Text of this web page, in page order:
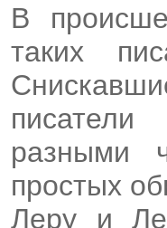
В
таких
разными
простых
Леру и